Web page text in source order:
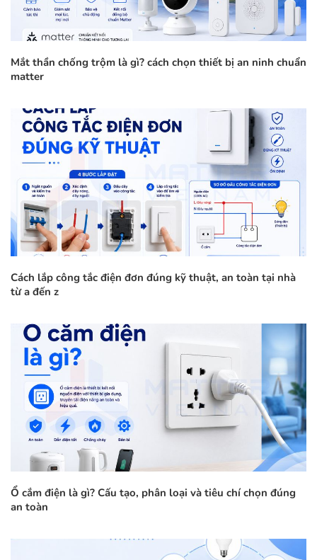
Mắt thần chống trộm là gì? cách chọn thiết bị an ninh chuẩn
matter
Cách lắp công tắc điện đơn đúng kỹ thuật, an toàn tại nhà
từ a đến z
Ổ cắm điện là gì? Cấu tạo, phân loại và tiêu chí chọn đúng
an toàn